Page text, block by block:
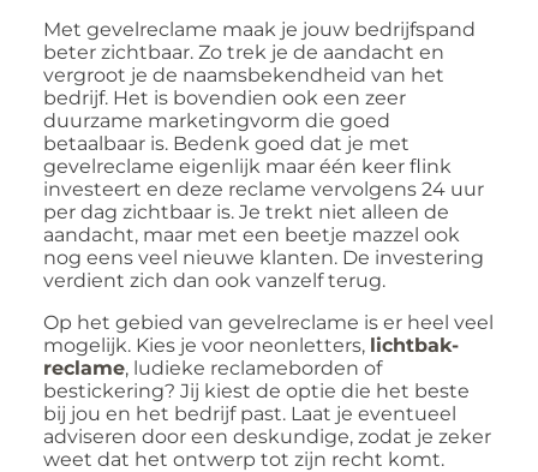
Met gevelreclame maak je jouw bedrijfspand
beter zichtbaar. Zo trek je de aandacht en
vergroot je de naamsbekendheid van het
bedrijf. Het is bovendien ook een zeer
duurzame marketingvorm die goed
betaalbaar is. Bedenk goed dat je met
gevelreclame eigenlijk maar één keer flink
investeert en deze reclame vervolgens 24 uur
per dag zichtbaar is. Je trekt niet alleen de
aandacht, maar met een beetje mazzel ook
nog eens veel nieuwe klanten. De investering
verdient zich dan ook vanzelf terug.
Op het gebied van gevelreclame is er heel veel
mogelijk. Kies je voor neonletters, lichtbak-
reclame, ludieke reclameborden of
bestickering? Jij kiest de optie die het beste
bij jou en het bedrijf past. Laat je eventueel
adviseren door een deskundige, zodat je zeker
weet dat het ontwerp tot zijn recht komt.